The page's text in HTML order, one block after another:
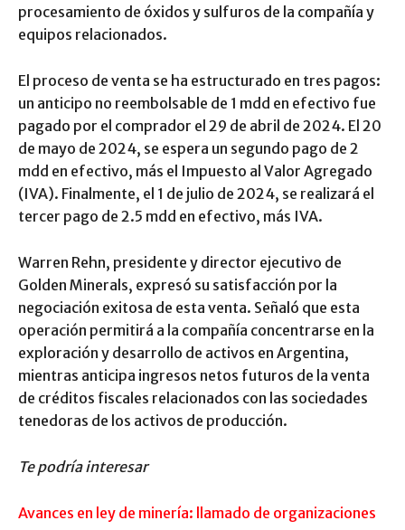
procesamiento de óxidos y sulfuros de la compañía y
equipos relacionados.
El proceso de venta se ha estructurado en tres pagos:
un anticipo no reembolsable de 1 mdd en efectivo fue
pagado por el comprador el 29 de abril de 2024. El 20
de mayo de 2024, se espera un segundo pago de 2
mdd en efectivo, más el Impuesto al Valor Agregado
(IVA). Finalmente, el 1 de julio de 2024, se realizará el
tercer pago de 2.5 mdd en efectivo, más IVA.
Warren Rehn, presidente y director ejecutivo de
Golden Minerals, expresó su satisfacción por la
negociación exitosa de esta venta. Señaló que esta
operación permitirá a la compañía concentrarse en la
exploración y desarrollo de activos en Argentina,
mientras anticipa ingresos netos futuros de la venta
de créditos fiscales relacionados con las sociedades
tenedoras de los activos de producción.
Te podría interesar
Avances en ley de minería: llamado de organizaciones